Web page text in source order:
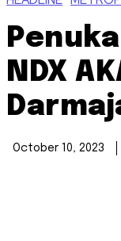
NDX
October 10, 2023